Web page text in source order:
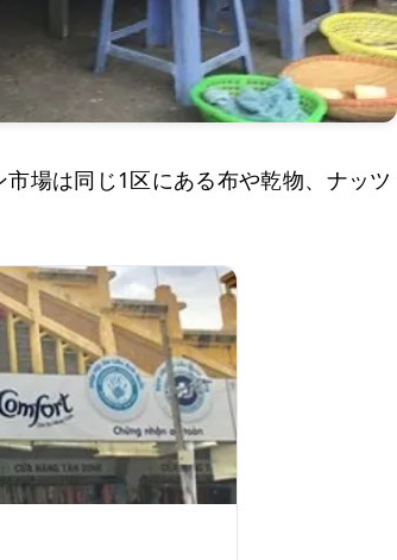
場は同じ1区にある布や乾物、ナッツ